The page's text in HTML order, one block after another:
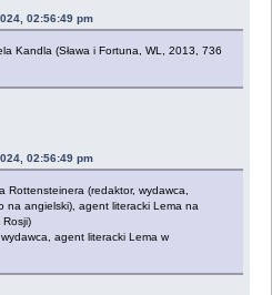
02:56:49 pm
Kandla (Sława i Fortuna, WL, 2013, 736
02:56:49 pm
Rottensteinera (redaktor, wydawca,
na angielski), agent literacki Lema na
Rosji)
agent literacki Lema w